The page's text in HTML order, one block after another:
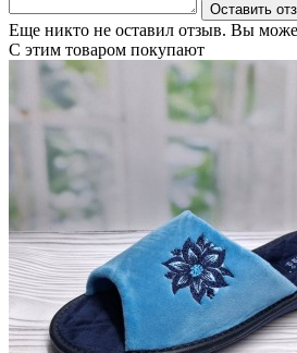
Оставить
Еще никто не оставил отзыв. Вы
С этим товаром покупают